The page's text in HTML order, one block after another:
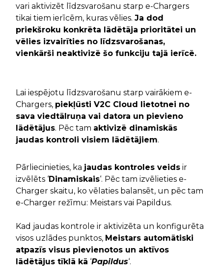
vari aktivizēt līdzsvarošanu starp e-Chargers
tikai tiem ierīcēm, kuras vēlies. Ja dod
priekšroku konkrēta lādētāja prioritātei un
vēlies izvairīties no līdzsvarošanas,
vienkārši neaktivizē šo funkciju tajā ierīcē.
Lai iespējotu līdzsvarošanu starp vairākiem e-
Chargers, piekļūsti V2C Cloud lietotnei no
sava viedtālruņa vai datora un pievieno
lādētājus. Pēc tam aktivizē dinamiskās
jaudas kontroli visiem lādētājiem.
Pārliecinieties, ka jaudas kontroles veids ir
izvēlēts ‘Dinamiskais‘. Pēc tam izvēlieties e-
Charger skaitu, ko vēlaties balansēt, un pēc tam
e-Charger režīmu: Meistars vai Papildus.
Kad jaudas kontrole ir aktivizēta un konfigurēta
visos uzlādes punktos, Meistars automātiski
atpazīs visus pievienotos un aktīvos
lādētājus tīklā kā ‘Papildus‘.